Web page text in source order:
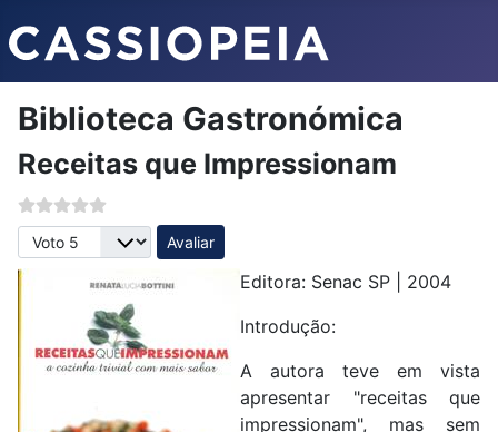
Biblioteca Gastronómica
Receitas que Impressionam
Avalie, por favor
Editora: Senac SP | 2004
Introdução:
A autora teve em vista
apresentar "receitas que
impressionam", mas sem